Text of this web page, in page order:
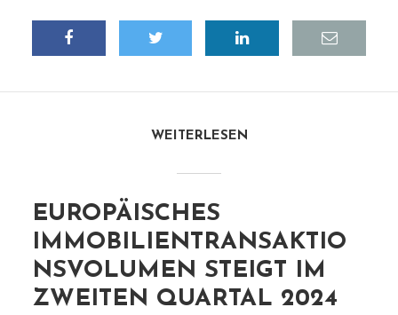
WEITERLESEN
EUROPÄISCHES
IMMOBILIENTRANSAKTIO
NSVOLUMEN STEIGT IM
ZWEITEN QUARTAL 2024